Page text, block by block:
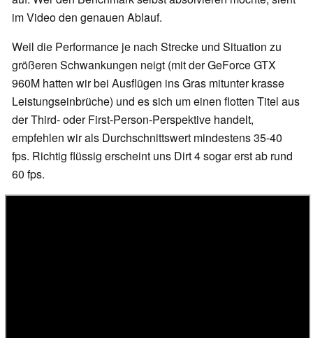
im Video den genauen Ablauf.
Weil die Performance je nach Strecke und Situation zu
größeren Schwankungen neigt (mit der GeForce GTX
960M hatten wir bei Ausflügen ins Gras mitunter krasse
Leistungseinbrüche) und es sich um einen flotten Titel aus
der Third- oder First-Person-Perspektive handelt,
empfehlen wir als Durchschnittswert mindestens 35-40
fps. Richtig flüssig erscheint uns Dirt 4 sogar erst ab rund
60 fps.